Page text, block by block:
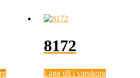
8172
Lägg till i varukorg